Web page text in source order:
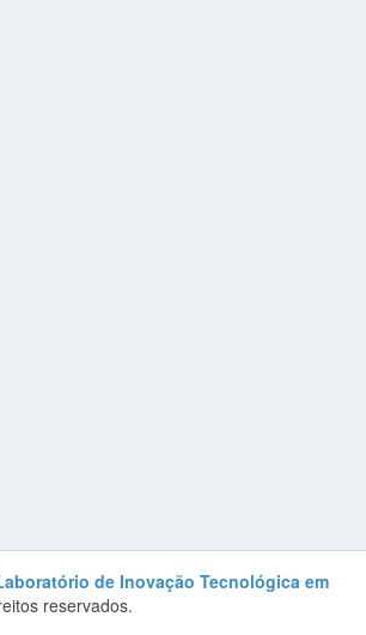
de Inovação Tecnológica em
reservados.